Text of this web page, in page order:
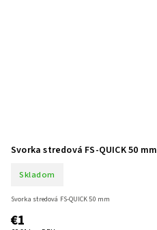
Svorka stredová FS-QUICK 50 mm
Skladom
€1
Svorka stredová FS-QUICK 50 mm